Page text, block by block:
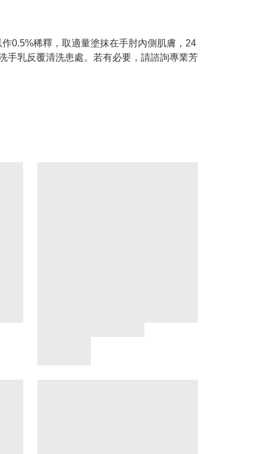
0.5%稀釋，取適量塗抹在手肘內側肌膚，24
手乳反覆清洗患處。若有必要，請諮詢專業芳